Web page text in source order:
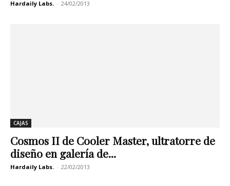
Hardaily Labs. - 24/02/2013
CAJAS
Cosmos II de Cooler Master, ultratorre de
diseño en galería de...
Hardaily Labs. - 22/02/2013